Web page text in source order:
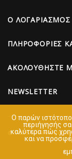
Ο
ΠΛΗΡΟΦΟΡΊΕΣ
AΚΟΛΟΥΘΉΣΤΕ
NEWSLETTER
© 2026 - Developed
Ο παρών
περιήγησής
καλύτερα πώς
και να